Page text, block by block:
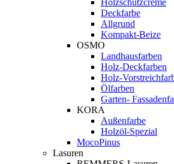
Holzschutzcreme
Deckfarbe
Allgrund
Kompakt-Beize
OSMO
Landhausfarben
Holz-Deckfarben
Holz-
Ölfarben
Garten-
KORA
Außenfarbe
Holzöl-Spezial
MocoPinus
Lasuren